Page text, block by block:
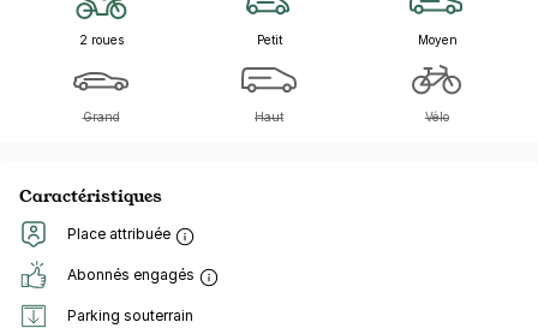
2 roues Petit Moyen
Grand Haut Vélo
Caractéristiques
Place attribuée
Abonnés engagés
Parking souterrain